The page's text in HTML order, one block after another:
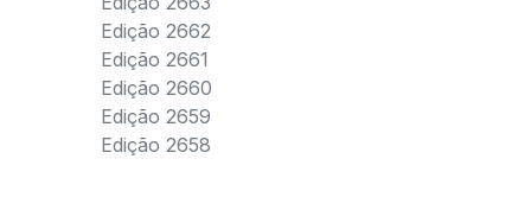
Edição 2662
Edição 2661
Edição 2660
Edição 2659
Edição 2658